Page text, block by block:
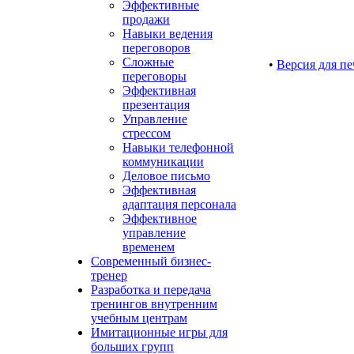
Эффективные
продажи
Навыки ведения
переговоров
Сложные
переговоры
Эффективная
презентация
Управление
стрессом
Навыки телефонной
коммуникации
Деловое письмо
Эффективная
адаптация персонала
Эффективное
управление
временем
Современный бизнес-
тренер
Разработка и передача
тренингов внутренним
учебным центрам
Имитационные игры для
больших групп
• Версия для